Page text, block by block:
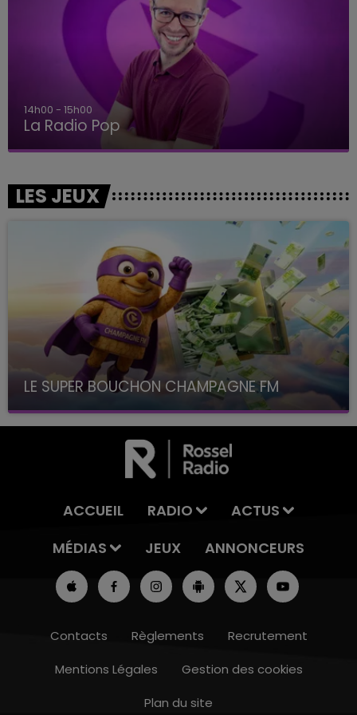
10h00 - 14h00
14h00 - 15h00
La Radio Pop
LES JEUX
LE SUPER BOUCHON CHAMPAGNE FM
avec La Famille Champagne FM, à 8H10
ACCUEIL RADIO
ACTUS
MÉDIAS
JEUX ANNONCEURS
Contacts Règlements
Recrutement
Mentions Légales
Gestion des cookies
Plan du site